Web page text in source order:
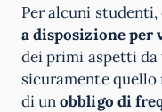
Per alcuni
a disposizione per
dei primi aspetti da
sicuramente quello
di unobbligo di